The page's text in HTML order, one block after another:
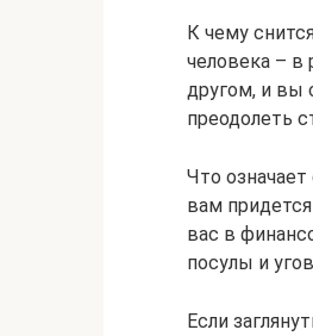
К чему
человека – в
другом, и вы
преодолеть
Что
вам
вас в
посулы и
Если